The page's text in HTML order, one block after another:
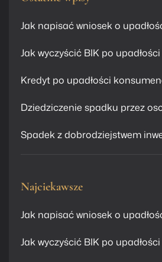
Jak napisać wniosek o
Jak wyczyścić BIK po
Kredyt po upadłości
Dziedziczenie spadku przez
Spadek z dobrodziejstwem
Najciekawsze
Jak napisać wniosek o
Jak wyczyścić BIK po